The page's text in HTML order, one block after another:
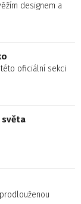
designem a
oficiální sekci
světa